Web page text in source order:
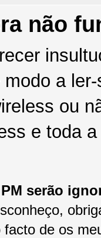
não
a
ou
e toda
serão
facto de os